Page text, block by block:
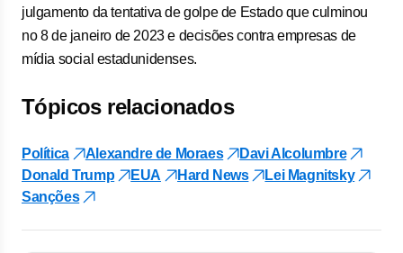
julgamento da tentativa de golpe de Estado que culminou
no 8 de janeiro de 2023 e decisões contra empresas de
mídia social estadunidenses.
Tópicos relacionados
Política Alexandre de Moraes
Davi Alcolumbre
Donald Trump
EUA Hard News
Lei Magnitsky
Sanções